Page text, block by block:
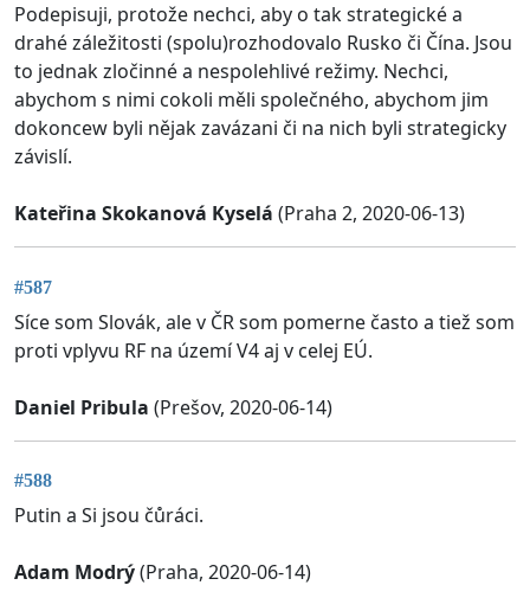
Podepisuji, protože nechci, aby o tak strategické a
drahé záležitosti (spolu)rozhodovalo Rusko či Čína. Jsou
to jednak zločinné a nespolehlivé režimy. Nechci,
abychom s nimi cokoli měli společného, abychom jim
dokoncew byli nějak zavázani či na nich byli strategicky
závislí.
Kateřina Skokanová Kyselá (Praha 2, 2020-06-13)
#587
Síce som Slovák, ale v ČR som pomerne často a tiež som
proti vplyvu RF na území V4 aj v celej EÚ.
Daniel Pribula (Prešov, 2020-06-14)
#588
Putin a Si jsou čůráci.
Adam Modrý(Praha, 2020-06-14)